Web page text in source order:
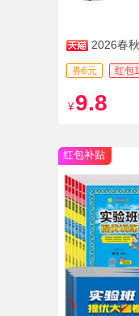
2026春
券6元 红包
¥ 9.8
红包补贴